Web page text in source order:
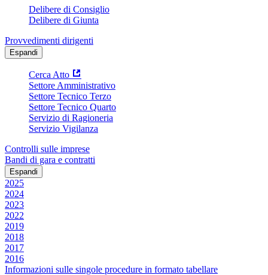
Delibere di Consiglio
Delibere di Giunta
Provvedimenti dirigenti
Espandi
Cerca Atto
Settore Amministrativo
Settore Tecnico Terzo
Settore Tecnico Quarto
Servizio di Ragioneria
Servizio Vigilanza
Controlli sulle imprese
Bandi di gara e contratti
Espandi
2025
2024
2023
2022
2019
2018
2017
2016
Informazioni sulle singole procedure in formato tabellare